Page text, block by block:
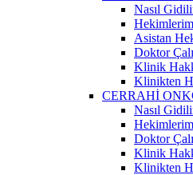
Nasıl
Asistan
Doktor
Klinik
Klinikten
CERRAHİ
Nasıl
Doktor
Klinik
Klinikten